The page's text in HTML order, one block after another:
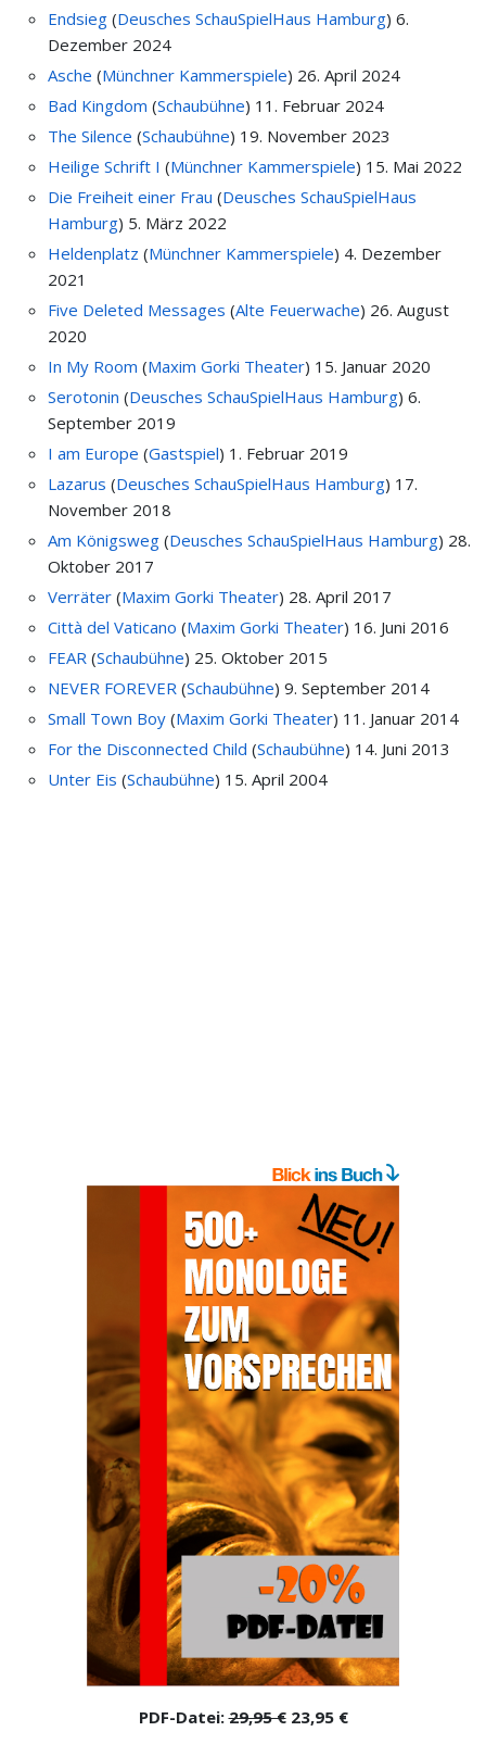
Endsieg (Deusches SchauSpielHaus Hamburg) 6.
Dezember 2024
Asche (Münchner Kammerspiele) 26. April 2024
Bad Kingdom (Schaubühne) 11. Februar 2024
The Silence (Schaubühne) 19. November 2023
Heilige Schrift I (Münchner Kammerspiele) 15. Mai 2022
Die Freiheit einer Frau (Deusches SchauSpielHaus
Hamburg) 5. März 2022
Heldenplatz (Münchner Kammerspiele) 4. Dezember
2021
Five Deleted Messages (Alte Feuerwache) 26. August
2020
In My Room (Maxim Gorki Theater) 15. Januar 2020
Serotonin (Deusches SchauSpielHaus Hamburg) 6.
September 2019
I am Europe (Gastspiel) 1. Februar 2019
Lazarus (Deusches SchauSpielHaus Hamburg) 17.
November 2018
Am Königsweg (Deusches SchauSpielHaus Hamburg) 28.
Oktober 2017
Verräter (Maxim Gorki Theater) 28. April 2017
Città del Vaticano (Maxim Gorki Theater) 16. Juni 2016
FEAR (Schaubühne) 25. Oktober 2015
NEVER FOREVER (Schaubühne) 9. September 2014
Small Town Boy (Maxim Gorki Theater) 11. Januar 2014
For the Disconnected Child (Schaubühne) 14. Juni 2013
Unter Eis (Schaubühne) 15. April 2004
PDF-Datei:29,95 €23,95 €